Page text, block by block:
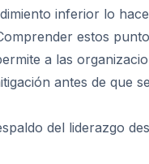
inferior lo
estos
a las
antes de que
del liderazgo